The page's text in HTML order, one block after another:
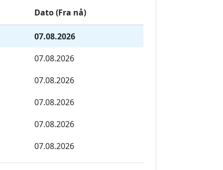
Dato (Fra nå)
07.08.2026
07.08.2026
07.08.2026
07.08.2026
07.08.2026
07.08.2026